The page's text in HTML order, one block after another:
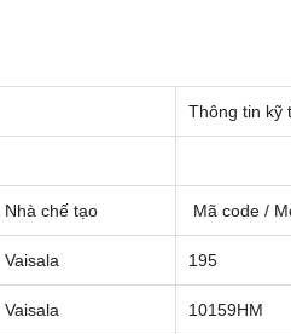
Thông tin kỹ
Nhà chế tạo Mã code /
Vaisala 195
Vaisala 10159HM